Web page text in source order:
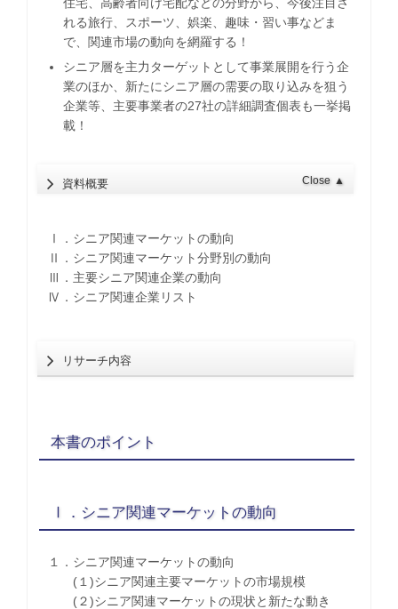
れる旅行、スポーツ、娯楽、趣味・習い事などま
で、関連市場の動向を網羅する！
シニア層を主力ターゲットとして事業展開を行う企
業のほか、新たにシニア層の需要の取り込みを狙う
企業等、主要事業者の27社の詳細調査個表も一挙掲
載！
資料概要 Close ▲
Ⅰ．シニア関連マーケットの動向
Ⅱ．シニア関連マーケット分野別の動向
Ⅲ．主要シニア関連企業の動向
Ⅳ．シニア関連企業リスト
リサーチ内容
本書のポイント
Ⅰ．シニア関連マーケットの動向
１．シニア関連マーケットの動向
(１)シニア関連主要マーケットの市場規模
(２)シニア関連マーケットの現状と新たな動き